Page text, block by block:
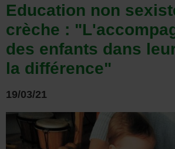
Education non
crèche :
des enfants dans
la différence"
19/03/21